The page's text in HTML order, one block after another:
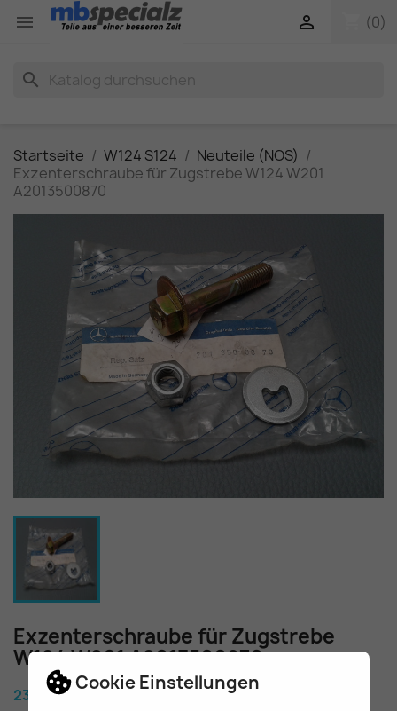
Cookie Einstellungen
 (0)

search
Startseite W124 S124
Neuteile (NOS)
Exzenterschraube für Zugstrebe W124 W201
A2013500870
Exzenterschraube für Zugstrebe
W124 W201 A2013500870
23,80 €